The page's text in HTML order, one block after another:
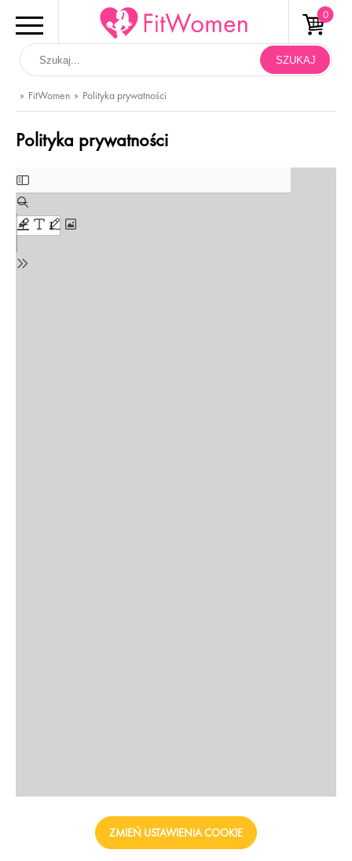
FitWomen Polityka prywatności
Polityka prywatności
ZMIEŃ USTAWIENIA COOKIE